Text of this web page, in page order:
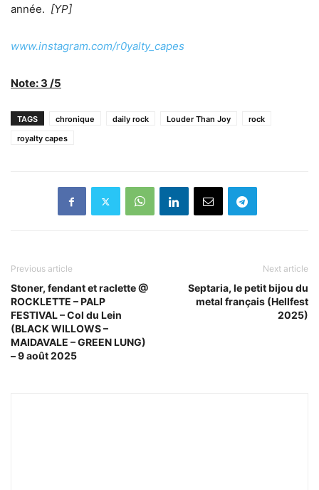
année. [YP]
www.instagram.com/r0yalty_capes
Note: 3 /5
TAGS chronique daily rock Louder Than Joy
rock
royalty capes
Previous article
Stoner, fendant et raclette @
ROCKLETTE – PALP
FESTIVAL – Col du Lein
(BLACK WILLOWS –
MAIDAVALE – GREEN LUNG)
– 9 août 2025
Next article
Septaria, le petit bijou du
metal français (Hellfest
2025)